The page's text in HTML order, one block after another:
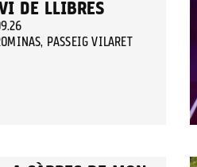
DE LLIBRES
PASSEIG VILARET